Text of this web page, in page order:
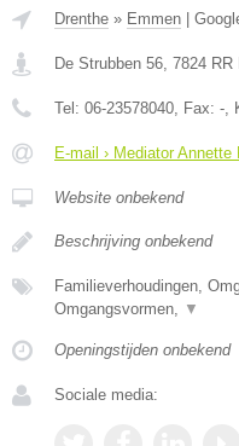
Drenthe » Emmen
De Strubben 56, 7824 RR
Tel: 06-23578040, Fax: -,
E-mail › Mediator Annette
Website onbekend
Beschrijving onbekend
Familieverhoudingen,
Omgangsvormen, ▼
Openingstijden onbekend
Sociale media: